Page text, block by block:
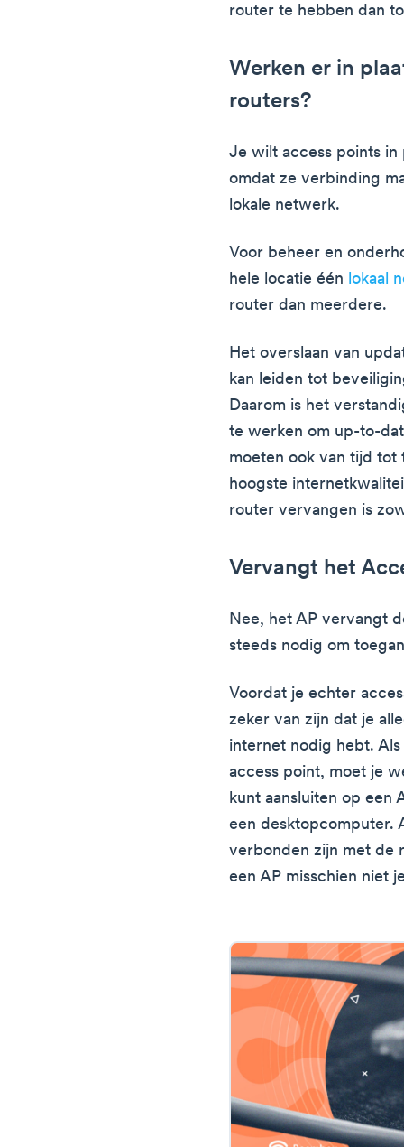
router te hebben dan
Werken er in
routers?
Je wilt access points in
omdat ze verbinding
lokale netwerk.
Voor beheer en
hele locatie één lokaal
router dan meerdere.
Het overslaan van
kan leiden tot
Daarom is het
te werken om up-to-
moeten ook van tijd
hoogste
router vervangen is
Vervangt het
Nee, het AP vervangt
steeds nodig om
Voordat je echter
zeker van zijn dat je
internet nodig hebt.
access point, moet je
kunt aansluiten op een
een desktopcomputer.
verbonden zijn met de
een AP misschien niet